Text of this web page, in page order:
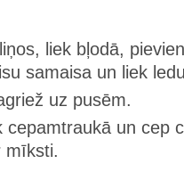
liek bļodā,
samaisa un liek
uz pusēm.
cepamtraukā un cep
mīksti.